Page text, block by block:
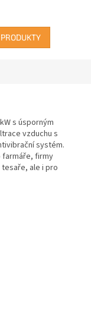
s úsporným
vzduchu s
systém.
farmáře, firmy
ale i pro